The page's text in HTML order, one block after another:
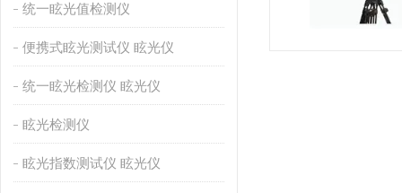
统一眩光值检测仪
便携式眩光测试仪 眩光仪
统一眩光检测仪 眩光仪
眩光检测仪
眩光指数测试仪 眩光仪